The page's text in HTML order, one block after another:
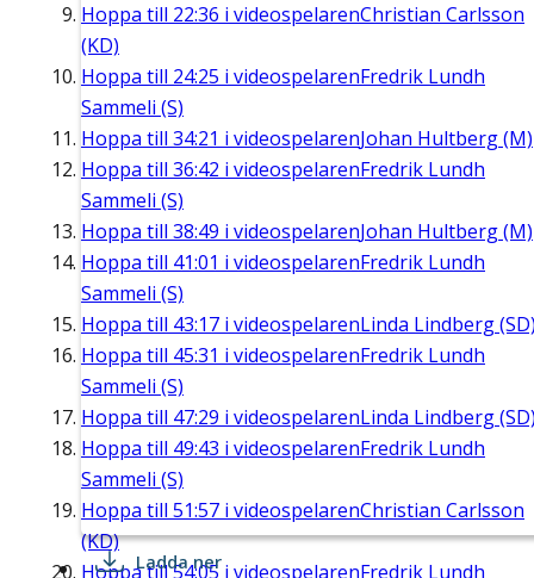
Hoppa till 22:36 i videospelarenChristian Carlsson
(KD)
Hoppa till 24:25 i videospelarenFredrik Lundh
Sammeli (S)
Hoppa till 34:21 i videospelarenJohan Hultberg (M)
Hoppa till 36:42 i videospelarenFredrik Lundh
Sammeli (S)
Hoppa till 38:49 i videospelarenJohan Hultberg (M)
Hoppa till 41:01 i videospelarenFredrik Lundh
Sammeli (S)
Hoppa till 43:17 i videospelarenLinda Lindberg
Hoppa till 45:31 i videospelarenFredrik Lundh
Sammeli (S)
Hoppa till 47:29 i videospelarenLinda Lindberg
Hoppa till 49:43 i videospelarenFredrik Lundh
Sammeli (S)
Hoppa till 51:57 i videospelarenChristian Carlsson
(KD)
Hoppa till54:05 i videospelarenFredrik Lundh
Ladda ner